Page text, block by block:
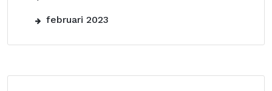
februari 2023